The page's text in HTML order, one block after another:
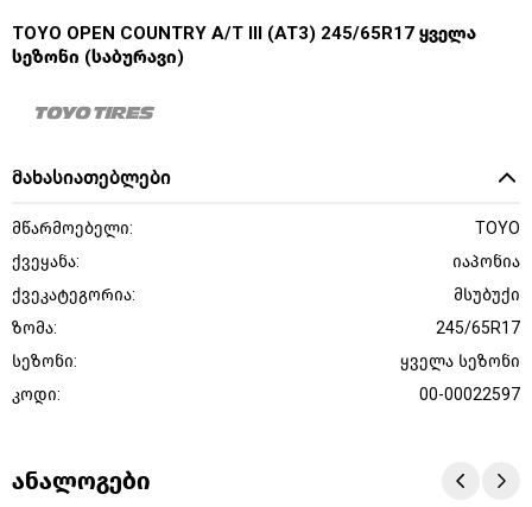
TOYO OPEN COUNTRY A/T III (AT3) 245/65R17 ყველა
სეზონი (საბურავი)
მახასიათებლები
მწარმოებელი:
TOYO
ქვეყანა:
იაპონია
ქვეკატეგორია:
მსუბუქი
ზომა:
245/65R17
სეზონი:
ყველა სეზონი
კოდი:
00-00022597
ანალოგები